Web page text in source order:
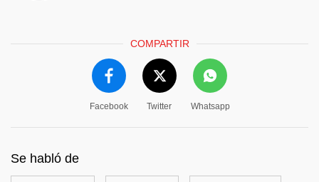
COMPARTIR
Facebook Twitter Whatsapp
Se habló de